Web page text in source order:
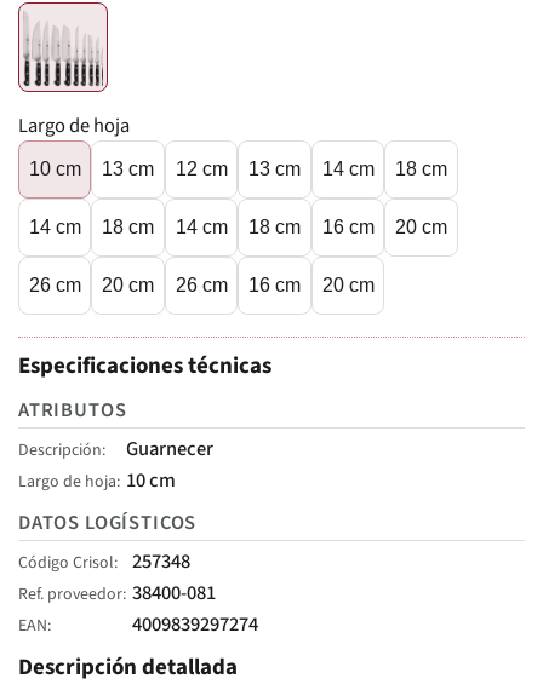
Largo de hoja
10 cm 13 cm 12 cm 13 cm 14 cm 18 cm
14 cm 18 cm 14 cm 18 cm 16 cm 20 cm
26 cm 20 cm 26 cm 16 cm 20 cm
Especificaciones técnicas
ATRIBUTOS
Descripción Guarnecer
Largo de hoja 10 cm
DATOS LOGÍSTICOS
Código Crisol 257348
Ref. proveedor 38400-081
EAN 4009839297274
Descripción detallada